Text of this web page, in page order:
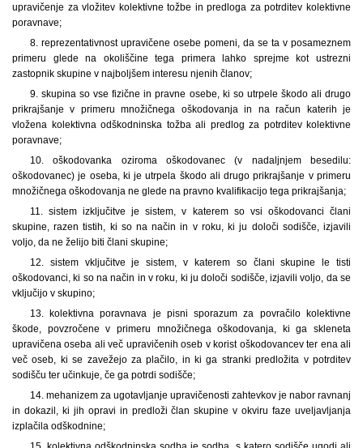
upravičenje za vložitev kolektivne tožbe in predloga za potrditev kolektivne
poravnave;
8. reprezentativnost upravičene osebe pomeni, da se ta v posameznem
primeru glede na okoliščine tega primera lahko sprejme kot ustrezni
zastopnik skupine v najboljšem interesu njenih članov;
9. skupina so vse fizične in pravne osebe, ki so utrpele škodo ali drugo
prikrajšanje v primeru množičnega oškodovanja in na račun katerih je
vložena kolektivna odškodninska tožba ali predlog za potrditev kolektivne
poravnave;
10. oškodovanka oziroma oškodovanec (v nadaljnjem besedilu:
oškodovanec) je oseba, ki je utrpela škodo ali drugo prikrajšanje v primeru
množičnega oškodovanja ne glede na pravno kvalifikacijo tega prikrajšanja;
11. sistem izključitve je sistem, v katerem so vsi oškodovanci člani
skupine, razen tistih, ki so na način in v roku, ki ju določi sodišče, izjavili
voljo, da ne želijo biti člani skupine;
12. sistem vključitve je sistem, v katerem so člani skupine le tisti
oškodovanci, ki so na način in v roku, ki ju določi sodišče, izjavili voljo, da se
vključijo v skupino;
13. kolektivna poravnava je pisni sporazum za povračilo kolektivne
škode, povzročene v primeru množičnega oškodovanja, ki ga skleneta
upravičena oseba ali več upravičenih oseb v korist oškodovancev ter ena ali
več oseb, ki se zavežejo za plačilo, in ki ga stranki predložita v potrditev
sodišču ter učinkuje, če ga potrdi sodišče;
14. mehanizem za ugotavljanje upravičenosti zahtevkov je nabor ravnanj
in dokazil, ki jih opravi in predloži član skupine v okviru faze uveljavljanja
izplačila odškodnine;